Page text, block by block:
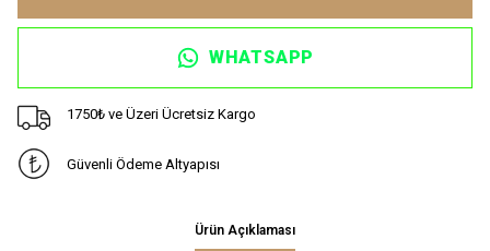
WHATSAPP
1750₺ ve Üzeri Ücretsiz Kargo
Güvenli Ödeme Altyapısı
Ürün Açıklaması